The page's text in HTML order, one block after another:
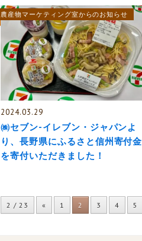
農産物マーケティング室からのお知らせ
2024.03.29
㈱セブン-イレブン・ジャパンよ
り、長野県にふるさと信州寄付金
を寄付いただきました！
2 / 23 « 1 2 3 4 5